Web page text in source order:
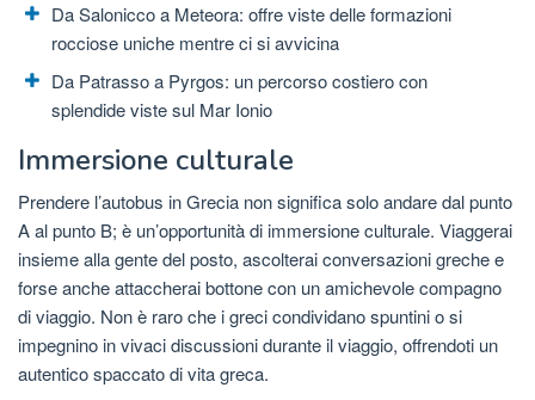
Da Salonicco a Meteora: offre viste delle formazioni
rocciose uniche mentre ci si avvicina
Da Patrasso a Pyrgos: un percorso costiero con
splendide viste sul Mar Ionio
Immersione culturale
Prendere l’autobus in Grecia non significa solo andare dal punto
A al punto B; è un’opportunità di immersione culturale. Viaggerai
insieme alla gente del posto, ascolterai conversazioni greche e
forse anche attaccherai bottone con un amichevole compagno
di viaggio. Non è raro che i greci condividano spuntini o si
impegnino in vivaci discussioni durante il viaggio, offrendoti un
autentico spaccato di vita greca.